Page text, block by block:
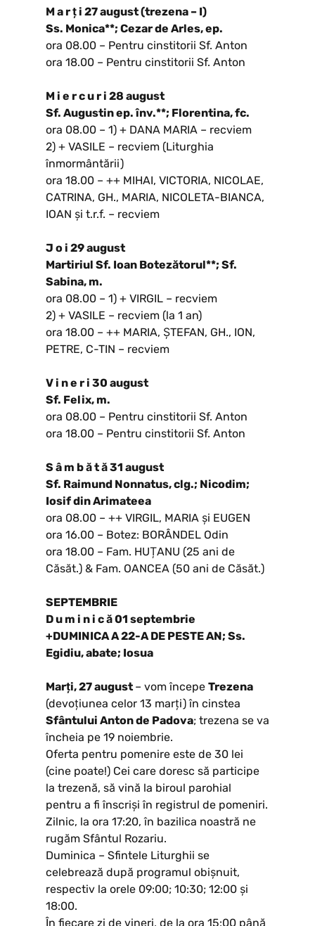
M a r ț i 27 august (trezena – I)
Ss. Monica**; Cezar de Arles, ep.
ora 08.00 – Pentru cinstitorii Sf. Anton
ora 18.00 – Pentru cinstitorii Sf. Anton
M i e r c u r i 28 august
Sf. Augustin ep. înv.**; Florentina, fc.
ora 08.00 – 1) + DANA MARIA – recviem
2) + VASILE – recviem (Liturghia
înmormântării)
ora 18.00 – ++ MIHAI, VICTORIA, NICOLAE,
CATRINA, GH., MARIA, NICOLETA-BIANCA,
IOAN și t.r.f. – recviem
J o i 29 august
Martiriul Sf. Ioan Botezătorul**; Sf.
Sabina, m.
ora 08.00 – 1) + VIRGIL – recviem
2) + VASILE – recviem (la 1 an)
ora 18.00 – ++ MARIA, ȘTEFAN, GH., ION,
PETRE, C-TIN – recviem
V i n e r i 30 august
Sf. Felix, m.
ora 08.00 – Pentru cinstitorii Sf. Anton
ora 18.00 – Pentru cinstitorii Sf. Anton
S â m b ă t ă 31 august
Sf. Raimund Nonnatus, clg.; Nicodim;
Iosif din Arimateea
ora 08.00 – ++ VIRGIL, MARIA și EUGEN
ora 16.00 – Botez: BORÂNDEL Odin
ora 18.00 – Fam. HUȚANU (25 ani de
Căsăt.) & Fam. OANCEA (50 ani de Căsăt.)
SEPTEMBRIE
D u m i n i c ă 01 septembrie
+DUMINICA A 22-A DE PESTE AN; Ss.
Egidiu, abate; Iosua
Marți, 27 august – vom începe Trezena
(devoțiunea celor 13 marți) în cinstea
Sfântului Anton de Padova; trezena se va
încheia pe 19 noiembrie.
Oferta pentru pomenire este de 30 lei
(cine poate!) Cei care doresc să participe
la trezenă, să vină la biroul parohial
pentru a fi înscriși în registrul de pomeniri.
Zilnic, la ora 17:20, în bazilica noastră ne
rugăm Sfântul Rozariu.
Duminica – Sfintele Liturghii se
celebrează după programul obișnuit,
respectiv la orele 09:00; 10:30; 12:00 și
18:00.
În fiecare zi de vineri, de la ora 15:00 până